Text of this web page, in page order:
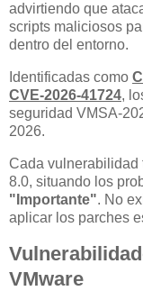
advirtiendo que
scripts maliciosos
dentro del entorno.
Identificadas como
CVE-2026-41724,
seguridad VMSA-
2026.
Cada vulnerabilidad
8.0, situando los
"Importante". No
aplicar los parches
VMware